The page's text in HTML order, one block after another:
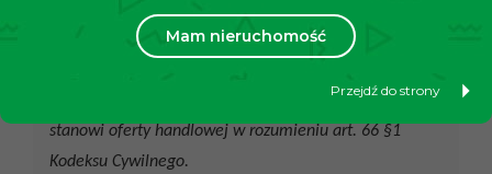
Mam nieruchomość
Przejdź do strony
Zachęcamy do kontaktu w celu uzyskania
szczegółowych informacji.
Powyższa oferta ma charakter informacyjny i nie
stanowi oferty handlowej w rozumieniu art. 66 §1
Kodeksu Cywilnego.